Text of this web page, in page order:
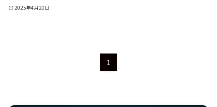
2025年4月20日
1